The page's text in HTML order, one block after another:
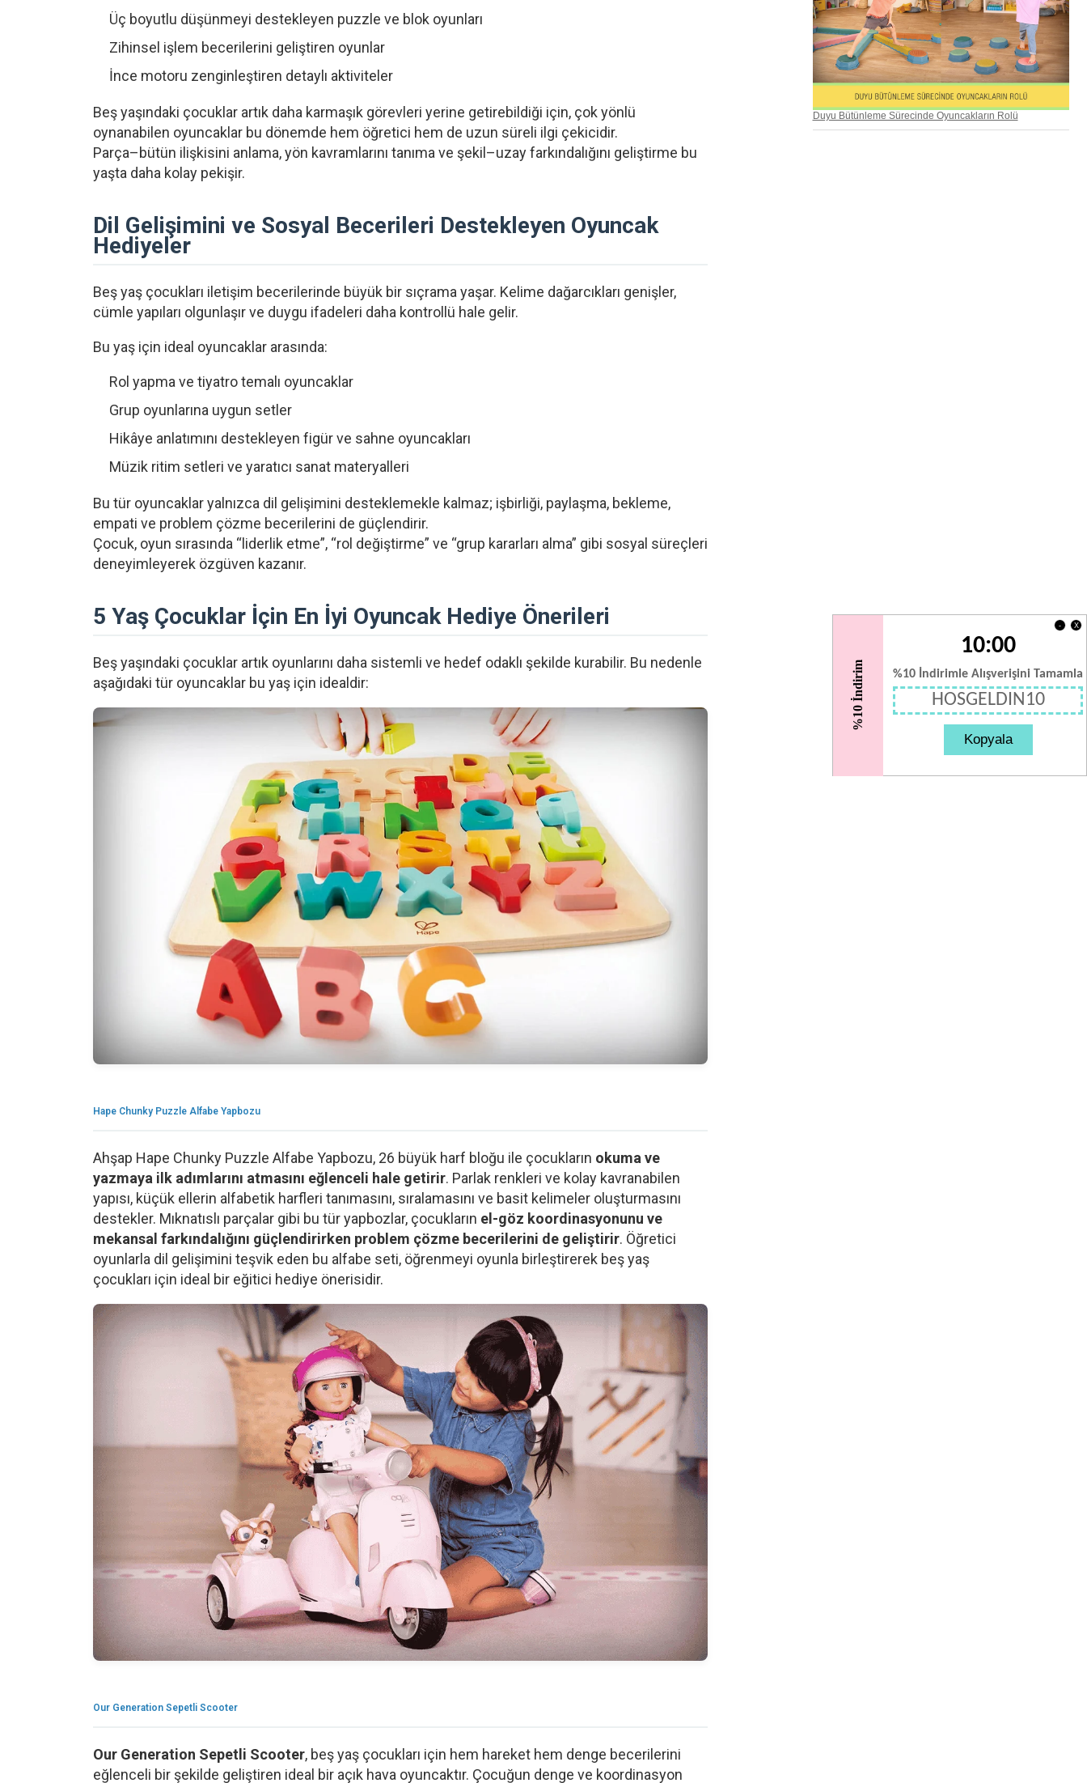
%10 İndirim
10:00
%10 İndirimle Alışverişini Tamamla
HOSGELDIN10
Kopyala
X
-
Üç boyutlu düşünmeyi destekleyen puzzle ve blok oyunları
Zihinsel işlem becerilerini geliştiren oyunlar
İnce motoru zenginleştiren detaylı aktiviteler
Beş yaşındaki çocuklar artık daha karmaşık görevleri yerine getirebildiği için, çok yönlü
oynanabilen oyuncaklar bu dönemde hem öğretici hem de uzun süreli ilgi çekicidir.
Parça–bütün ilişkisini anlama, yön kavramlarını tanıma ve şekil–uzay farkındalığını geliştirme bu
yaşta daha kolay pekişir.
Dil Gelişimini ve Sosyal Becerileri Destekleyen Oyuncak
Hediyeler
Beş yaş çocukları iletişim becerilerinde büyük bir sıçrama yaşar. Kelime dağarcıkları genişler,
cümle yapıları olgunlaşır ve duygu ifadeleri daha kontrollü hale gelir.
Bu yaş için ideal oyuncaklar arasında:
Rol yapma ve tiyatro temalı oyuncaklar
Grup oyunlarına uygun setler
Hikâye anlatımını destekleyen figür ve sahne oyuncakları
Müzik ritim setleri ve yaratıcı sanat materyalleri
Bu tür oyuncaklar yalnızca dil gelişimini desteklemekle kalmaz; işbirliği, paylaşma, bekleme,
empati ve problem çözme becerilerini de güçlendirir.
Çocuk, oyun sırasında “liderlik etme”, “rol değiştirme” ve “grup kararları alma” gibi sosyal süreçleri
deneyimleyerek özgüven kazanır.
5 Yaş Çocuklar İçin En İyi Oyuncak Hediye Önerileri
Beş yaşındaki çocuklar artık oyunlarını daha sistemli ve hedef odaklı şekilde kurabilir. Bu nedenle
aşağıdaki tür oyuncaklar bu yaş için idealdir:
Hape Chunky Puzzle Alfabe Yapbozu
Ahşap Hape Chunky Puzzle Alfabe Yapbozu, 26 büyük harf bloğu ile çocukların okuma ve
yazmaya ilk adımlarını atmasını eğlenceli hale getirir. Parlak renkleri ve kolay kavranabilen
yapısı, küçük ellerin alfabetik harfleri tanımasını, sıralamasını ve basit kelimeler oluşturmasını
destekler. Mıknatıslı parçalar gibi bu tür yapbozlar, çocukların el-göz koordinasyonunu ve
mekansal farkındalığını güçlendirirken problem çözme becerilerini de geliştirir. Öğretici
oyunlarla dil gelişimini teşvik eden bu alfabe seti, öğrenmeyi oyunla birleştirerek beş yaş
çocukları için ideal bir eğitici hediye önerisidir.
Our Generation Sepetli Scooter
Our Generation Sepetli Scooter, beş yaş çocukları için hem hareket hem denge becerilerini
eğlenceli bir şekilde geliştiren ideal bir açık hava oyuncaktır. Çocuğun denge ve koordinasyon
Duyu Bütünleme Sürecinde Oyuncakların Rolü